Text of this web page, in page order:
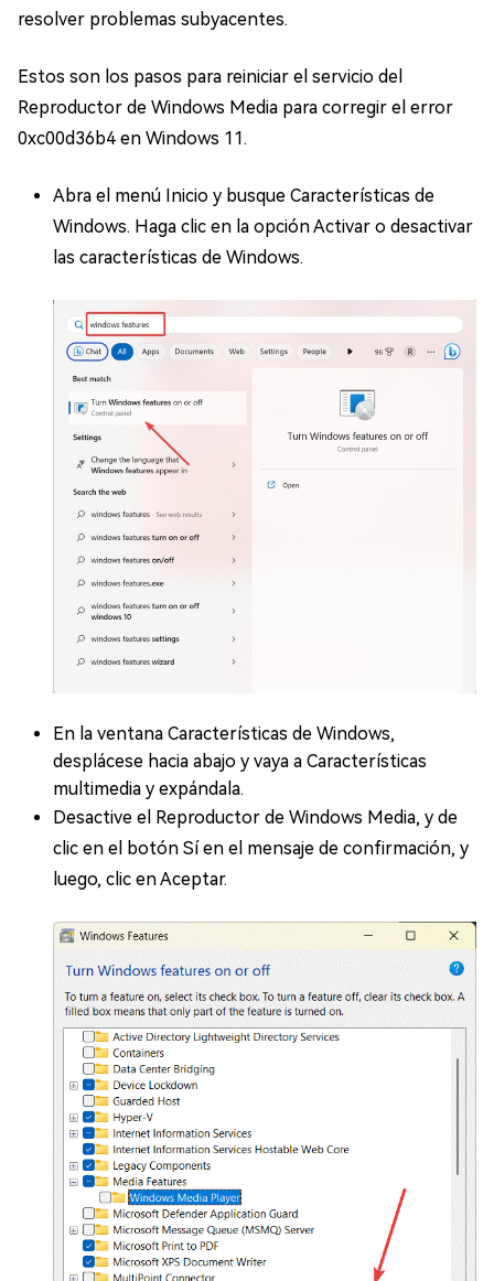
resolver problemas subyacentes.
Estos son los pasos para reiniciar el servicio del
Reproductor de Windows Media para corregir el error
0xc00d36b4 en Windows 11.
Abra el menú Inicio y busque Características de
Windows. Haga clic en la opción Activar o desactivar
las características de Windows.
En la ventana Características de Windows,
desplácese hacia abajo y vaya a Características
multimedia y expándala.
Desactive el Reproductor de Windows Media, y de
clic en el botón Sí en el mensaje de confirmación, y
luego, clic en Aceptar.